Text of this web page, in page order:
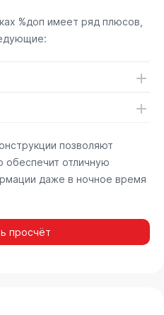
%доп имеет ряд плюсов,
позволяют
обеспечит отличную
даже в ночное время
просчёт